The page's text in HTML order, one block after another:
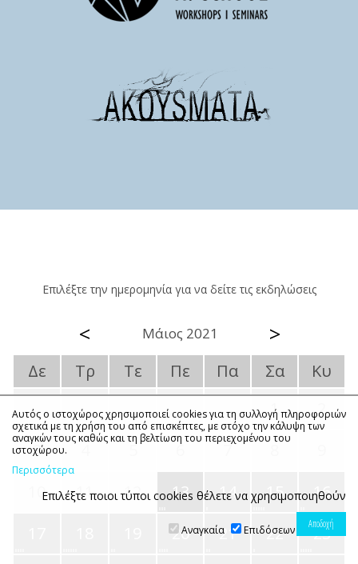
Επιλέξτε την ημερομηνία για να δείτε τις εκδηλώσεις
< Μάιος 2021 >
Δε Τρ Τε Πε Πα Σα
Κυ
1
2
3
5 6 7
10
11 12 13 14 15
16
20 21 22 23
Αυτός ο ιστοχώρος χρησιμοποιεί cookies για τη συλλογή πληροφοριών
σχετικά με τη χρήση του από επισκέπτες, με στόχο την κάλυψη των
αναγκών τους καθώς και τη βελτίωση του περιεχομένου του
ιστοχώρου.
Περισσότερα
Επιλέξτε ποιοι τύποι cookies θέλετε να χρησιμοποιηθούν
Αναγκαία Επιδόσεων